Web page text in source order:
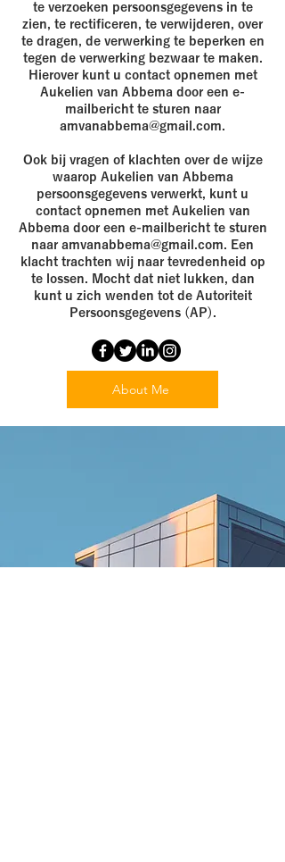
te verzoeken persoonsgegevens in te
zien, te rectificeren, te verwijderen, over
te dragen, de verwerking te beperken en
tegen de verwerking bezwaar te maken.
Hierover kunt u contact opnemen met
Aukelien van Abbema door een e-
mailbericht te sturen naar
amvanabbema@gmail.com.
Ook bij vragen of klachten over de wijze
waarop Aukelien van Abbema
persoonsgegevens verwerkt, kunt u
contact opnemen met Aukelien van
Abbema door een e-mailbericht te sturen
naar amvanabbema@gmail.com. Een
klacht trachten wij naar tevredenheid op
te lossen. Mocht dat niet lukken, dan
kunt u zich wenden tot de Autoriteit
Persoonsgegevens (AP).
About Me